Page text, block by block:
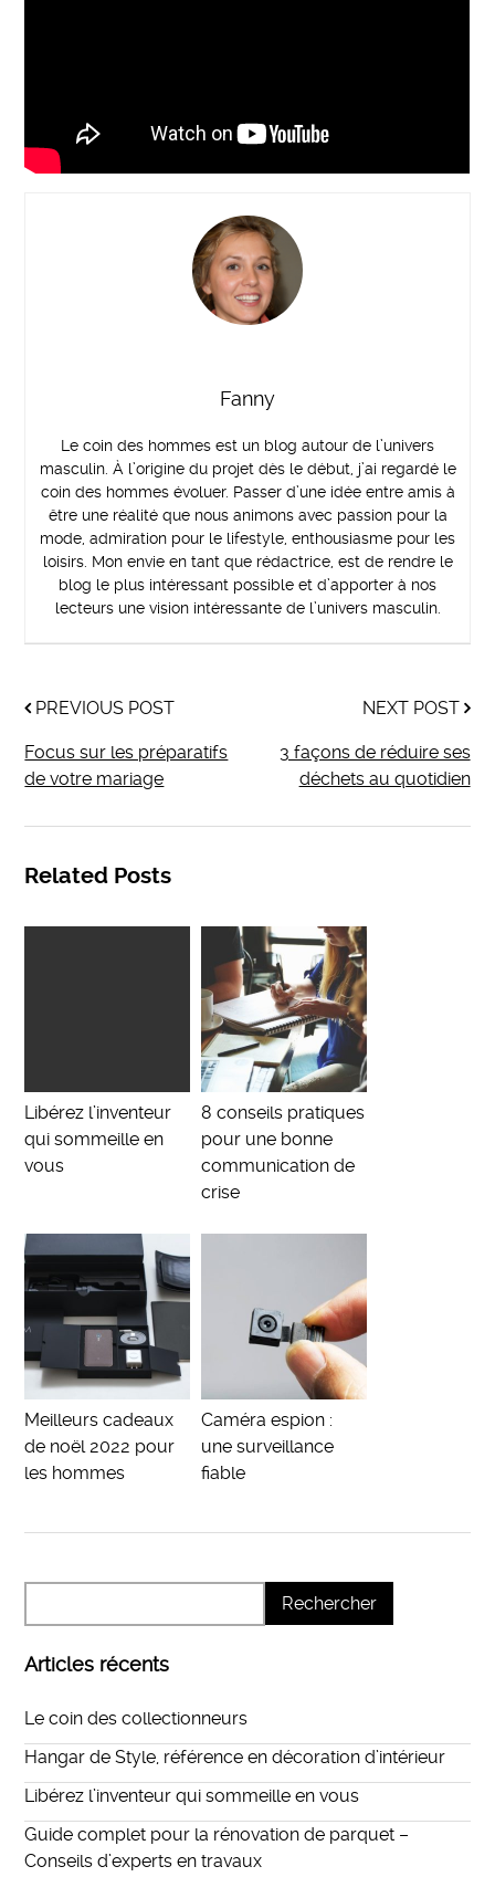
Fanny
Le coin des hommes est un blog autour de l’univers
masculin. À l’origine du projet dès le début, j’ai regardé le
coin des hommes évoluer. Passer d’une idée entre amis à
être une réalité que nous animons avec passion pour la
mode, admiration pour le lifestyle, enthousiasme pour les
loisirs. Mon envie en tant que rédactrice, est de rendre le
blog le plus intéressant possible et d’apporter à nos
lecteurs une vision intéressante de l’univers masculin.
PREVIOUS POST
Focus sur les préparatifs
de votre mariage
NEXT POST
3 façons de réduire ses
déchets au quotidien
Related Posts
Libérez l’inventeur
qui sommeille en
vous
8 conseils pratiques
pour une bonne
communication de
crise
Meilleurs cadeaux
de noël 2022 pour
les hommes
Caméra espion :
une surveillance
fiable
Articles récents
Le coin des collectionneurs
Hangar de Style, référence en décoration d’intérieur
Libérez l’inventeur qui sommeille en vous
Guide complet pour la rénovation de parquet –
Conseils d’experts en travaux